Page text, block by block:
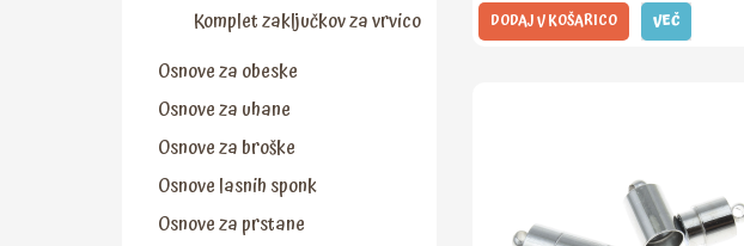
Komplet zaključkov za vrvico
Osnove za obeske
Osnove za uhane
Osnove za broške
Osnove lasnih sponk
Osnove za prstane
DODAJ V KOŠARICO VEČ